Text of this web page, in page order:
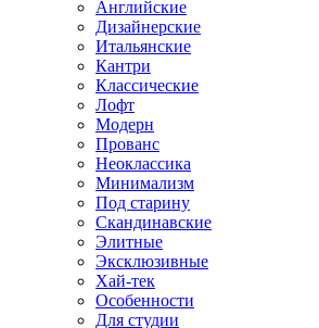
Английские
Дизайнерские
Итальянские
Кантри
Классические
Лофт
Модерн
Прованс
Неоклассика
Минимализм
Под старину
Скандинавские
Элитные
Эксклюзивные
Хай-тек
Особенности
Для студии